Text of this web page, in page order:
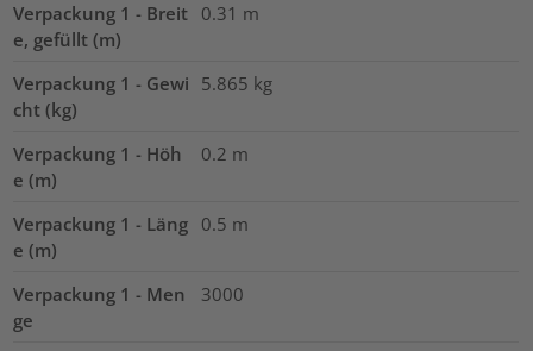
Verpackung 1 - Breit
e, gefüllt (m)
0.31 m
Verpackung 1 - Gewi
cht (kg)
5.865 kg
Verpackung 1 - Höh
e (m)
0.2 m
Verpackung 1 - Läng
e (m)
0.5 m
Verpackung 1 - Men
ge
3000